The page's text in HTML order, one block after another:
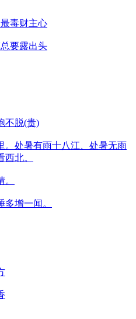
毒财主心
要露出头
不脱(贵)
。处暑有雨十八江、处暑无雨
北。
增一闻。